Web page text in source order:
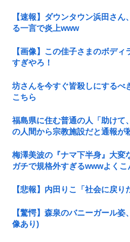
【速報】ダウンタウン浜田さ
る一言で炎上www
【画像】この佳子さまのボデ
すぎやろ！
坊さんを今すぐ皆殺しにするべ
こちら
福島県に住む普通の人「助けて
の人間から宗教施設だと通報が
梅澤美波の『ナマ下半身』大変
ガチで規格外すぎるwwwよくこ
【悲報】内田りこ「社会に戻
【驚愕】森泉のバニーガール
像あり)